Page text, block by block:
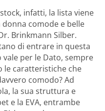
infatti, la lista viene
comode e belle
Brinkmann Silber.
di entrare in questa
vale per le Dato, sempre
le caratteristiche che
comodo? Ad
la sua struttura e
e la EVA, entrambe